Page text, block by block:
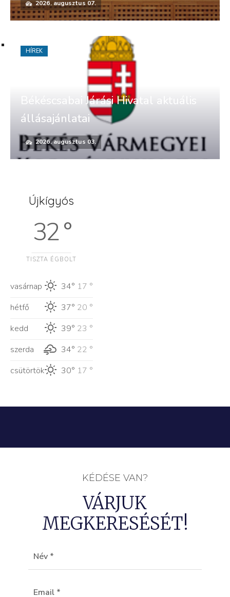
2026. augusztus 07.
Békéscsabai Járási Hivatal aktuális
állásajánlatai
2026. augusztus 03.
HÍREK
Újkígyós
32 °
TISZTA ÉGBOLT
vasárnap 34° 17 °
hétfő
37° 20 °
kedd
39° 23 °
szerda
34° 22 °
csütörtök
30° 17 °
KÉDÉSE VAN?
VÁRJUK
MEGKERESÉSÉT!